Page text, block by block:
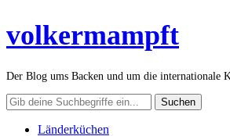
volkermampft
Der Blog ums Backen und um die internationale
Länderküchen